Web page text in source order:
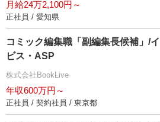
月給24万2,100円～
正社員 / 愛知県
コミック編集職「副編集長候補」/
ビス・ASP
株式会社BookLive
年収600万円～
正社員 / 契約社員 / 東京都